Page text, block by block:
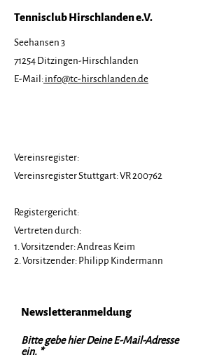
Tennisfreizeit 2026
Tennisclub Hirschlanden e.V.
Seehansen 3
71254 Ditzingen-Hirschlanden
E-Mail: info@tc-hirschlanden.de
Vereinsregister:
Vereinsregister Stuttgart: VR 200762
Registergericht:
Vertreten durch:
1. Vorsitzender: Andreas Keim
2. Vorsitzender: Philipp Kindermann
Newsletteranmeldung
Bitte gebe hier Deine E-Mail-Adresse
ein.